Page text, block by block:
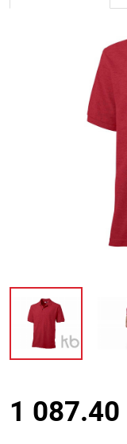
1 087.40